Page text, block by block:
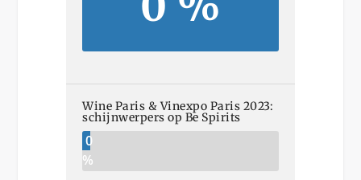
Wine Paris & Vinexpo Paris 2023:
schijnwerpers op Be Spirits
0
%